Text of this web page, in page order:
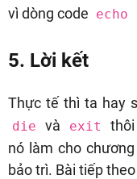
vì dòng code echo
5. Lời kết
Thực tế thì ta hay
die và exit
nó làm cho
bảo trì. Bài tiếp